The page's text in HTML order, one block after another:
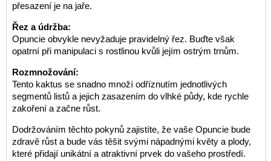
přesazení je na jaře.
Řez a údržba:
Opuncie obvykle nevyžaduje pravidelný řez. Buďte však
opatrní při manipulaci s rostlinou kvůli jejím ostrým trnům.
Rozmnožování:
Tento kaktus se snadno množí odříznutím jednotlivých
segmentů listů a jejich zasazením do vlhké půdy, kde rychle
zakoření a začne růst.
Dodržováním těchto pokynů zajistíte, že vaše Opuncie bude
zdravě růst a bude vás těšit svými nápadnými květy a plody,
které přidají unikátní a atraktivní prvek do vašeho prostředí.